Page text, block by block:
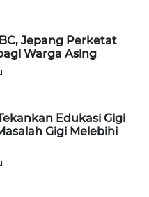
Jepang Perketat
Warga Asing
Edukasi Gigi
Gigi Melebihi